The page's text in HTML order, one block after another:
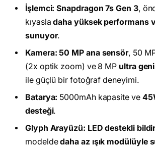
İşlemci: Snapdragon 7s Gen 3,
kıyasladaha yüksek performans
sunuyor.
Kamera: 50 MP ana sensör, 50
(2x optik zoom) ve 8 MP ultra
ile güçlü bir fotoğraf deneyimi.
Batarya: 5000mAh kapasite ve
desteği.
Glyph Arayüzü: LED destekli
modeldedaha az ışık modülüyle